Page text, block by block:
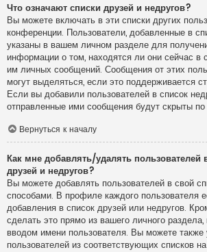
Что означают списки друзей и недругов?
Вы можете включать в эти списки других
конференции. Пользователи, добавленные в
указаны в вашем личном разделе для
информации о том, находятся ли они сейчас в
им личных сообщений. Сообщения от этих
могут выделяться, если это поддерживается
Если вы добавили пользователей в список
отправленные ими сообщения будут скрыты
Вернуться к началу
Как мне добавлять/удалять пользователей
друзей и недругов?
Вы можете добавлять пользователей в свой
способами. В профиле каждого пользователя
добавления в список друзей или недругов.
сделать это прямо из вашего личного
вводом имени пользователя. Вы можете также
пользователей из соответствующих списков